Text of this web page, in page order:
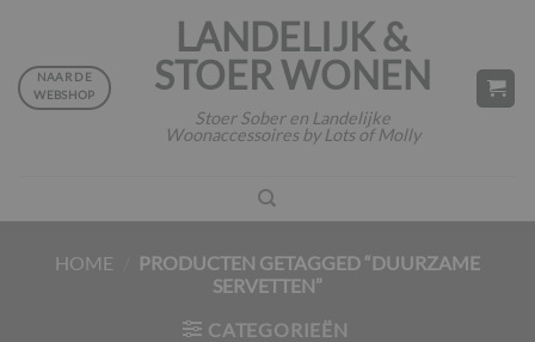
inhoud
LANDELIJK &
STOER WONEN
Stoer Sober en Landelijke
Woonaccessoires by Lots of Molly
NAAR DE
WEBSHOP
HOME
PRODUCTEN GETAGGED “DUURZAME
SERVETTEN”
CATEGORIEËN